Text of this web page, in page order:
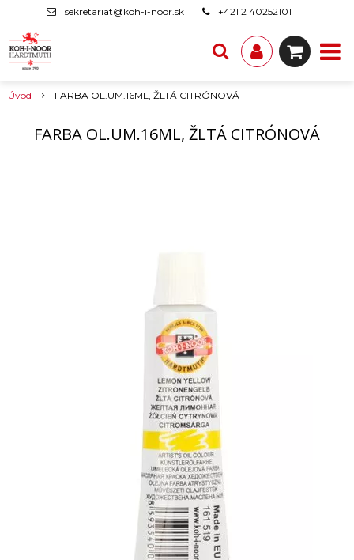
sekretariat@koh-i-noor.sk +421 2 40252101
Úvod FARBA OL.UM.16ML, ŽLTÁ CITRÓNOVÁ
FARBA OL.UM.16ML, ŽLTÁ CITRÓNOVÁ